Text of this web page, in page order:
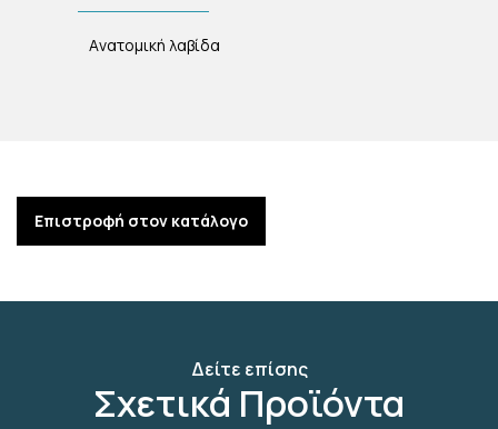
Aνατομική λαβίδα
Επιστροφή στον κατάλογο
Δείτε επίσης
Σχετικά Προϊόντα